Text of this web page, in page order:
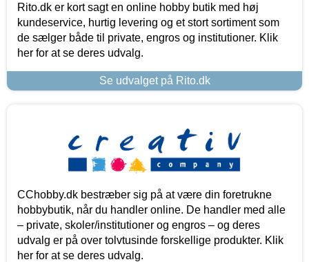
Rito.dk er kort sagt en online hobby butik med høj
kundeservice, hurtig levering og et stort sortiment som
de sælger både til private, engros og institutioner. Klik
her for at se deres udvalg.
Se udvalget på Rito.dk
CChobby.dk bestræber sig på at være din foretrukne
hobbybutik, når du handler online. De handler med alle
– private, skoler/institutioner og engros – og deres
udvalg er på over tolvtusinde forskellige produkter. Klik
her for at se deres udvalg.